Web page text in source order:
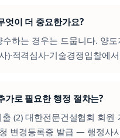
엇이 더 중요한가요?
하는 경우는 드뭅니다. 양
)·적격심사·기술경쟁입찰에
가로 필요한 행정 절차는?
(2) 대한전문건설협회 회
변경등록증 발급 — 행정사